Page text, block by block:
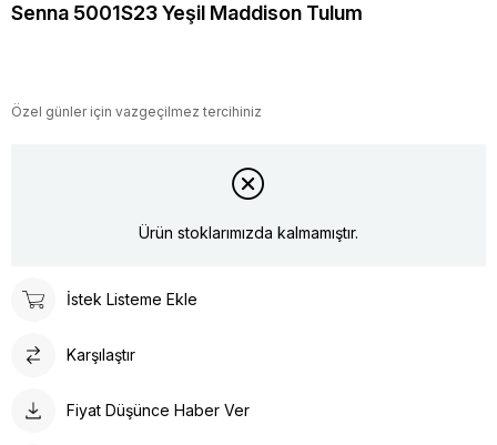
Senna 5001S23 Yeşil Maddison Tulum
Özel günler için vazgeçilmez tercihiniz
Ürün stoklarımızda kalmamıştır.
İstek Listeme Ekle
Karşılaştır
Fiyat Düşünce Haber Ver